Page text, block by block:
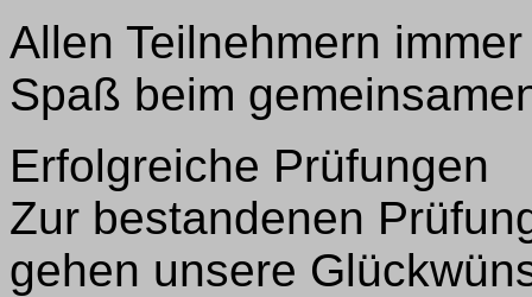
Allen Teilnehmern
Spaß beim
Erfolgreiche Prüfungen
Zur bestandenen
gehen unsere